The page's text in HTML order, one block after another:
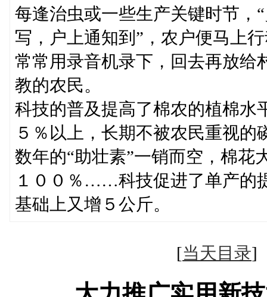
每逢治虫或一些生产关键时节，
写，户上通知到”，农户便马上
常常用录音机录下，回去再放给
教的农民。
科技的普及提高了棉农的植棉水
５％以上，长期不被农民重视
数年的“助壮素”一销而空，棉花
１００％……科技促进了单产的
基础上又增５公斤。
[当天目录